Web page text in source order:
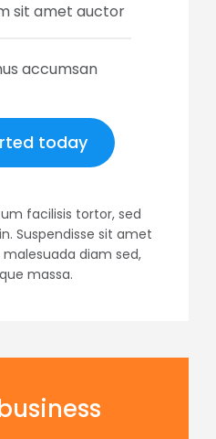
sit amet auctor
accumsan
today
facilisis tortor, sed
Suspendisse sit amet
diam sed,
massa.